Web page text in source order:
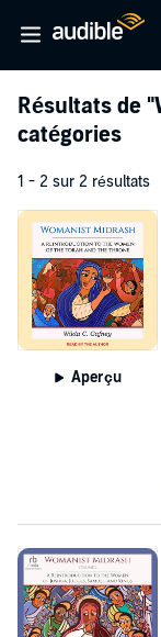
Résultats de
catégories
1 - 2 sur 2 résultats
Aperçu